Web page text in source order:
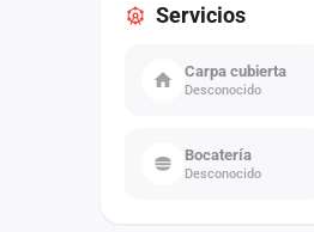
Servicios
Carpa cubierta
Desconocido
Bocatería
Desconocido